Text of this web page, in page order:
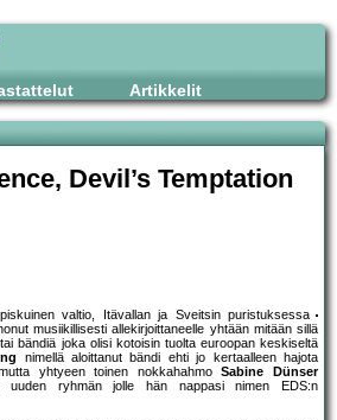
Artikkelit
Devil’s Temptation
valtio, Itävallan ja Sveitsin puristuksessa
musiikillisesti allekirjoittaneelle yhtään mitään sillä
bändiä joka olisi kotoisin tuolta euroopan keskiseltä
nimellä aloittanut bändi ehti jo kertaalleen hajota
yhtyeen toinen nokkahahmoSabine Dünser
uuden ryhmän jolle hän nappasi nimen EDS:n